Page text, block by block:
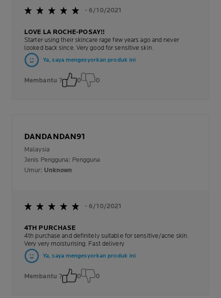
- 6/10/2021
LOVE LA ROCHE-POSAY!!
Starter using their skincare rage few years ago and never
looked back since. Very good for sensitive skin.
Ya, saya mengesyorkan produk ini
Membantu ? 0 0
DANDANDAN91
Malaysia
Jenis Pengguna: Pengguna
Umur: Unknown
- 6/10/2021
4TH PURCHASE
4th purchase and definitely suitable for sensitive/acne skin.
Very very moisturising. Fast delivery
Ya, saya mengesyorkan produk ini
Membantu ? 0 0